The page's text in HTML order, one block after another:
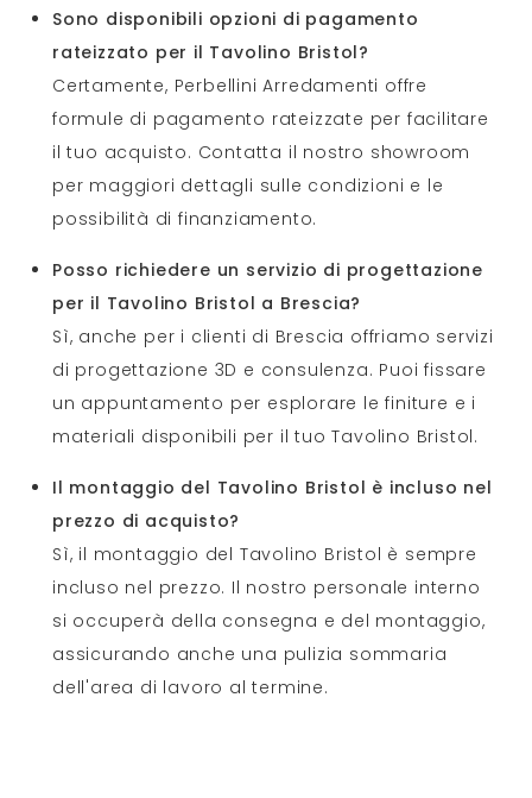
Sono disponibili opzioni di pagamento
rateizzato per il Tavolino Bristol?
Certamente, Perbellini Arredamenti offre
formule di pagamento rateizzate per facilitare
il tuo acquisto. Contatta il nostro showroom
per maggiori dettagli sulle condizioni e le
possibilità di finanziamento.
Posso richiedere un servizio di progettazione
per il Tavolino Bristol a Brescia?
Sì, anche per i clienti di Brescia offriamo servizi
di progettazione 3D e consulenza. Puoi fissare
un appuntamento per esplorare le finiture e i
materiali disponibili per il tuo Tavolino Bristol.
Il montaggio del Tavolino Bristol è incluso nel
prezzo di acquisto?
Sì, il montaggio del Tavolino Bristol è sempre
incluso nel prezzo. Il nostro personale interno
si occuperà della consegna e del montaggio,
assicurando anche una pulizia sommaria
dell'area di lavoro al termine.